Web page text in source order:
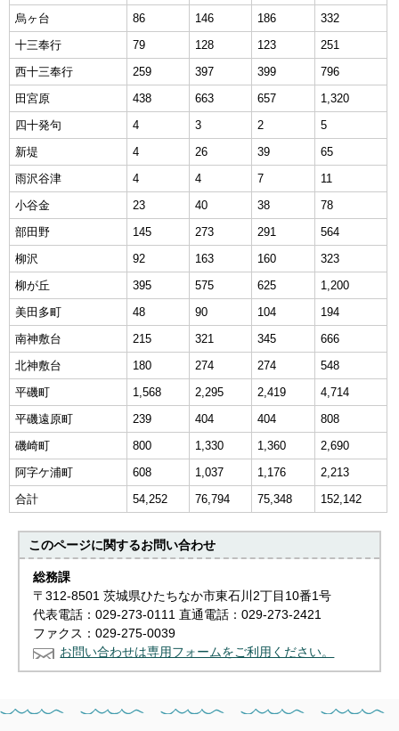
烏ヶ台
86 146 186
332
十三奉行
79 128 123
251
西十三奉行
259 397 399
796
田宮原
438 663 657
1,320
四十発句
4 3 2
5
新堤
4 26 39
65
雨沢谷津
4 4 7
11
小谷金
23 40 38
78
部田野
145 273 291
564
柳沢
92 163 160
323
柳が丘
395 575 625
1,200
美田多町
48 90 104
194
南神敷台
215 321 345
666
北神敷台
180 274 274
548
平磯町
1,568 2,295 2,419
4,714
平磯遠原町
239 404 404
808
磯崎町
800 1,330 1,360
2,690
阿字ケ浦町
608 1,037 1,176
2,213
合計
54,252 76,794 75,348 152,142
このページに関するお問い合わせ
総務課
〒312-8501 茨城県ひたちなか市東石川2丁目10番1号
代表電話：029-273-0111 直通電話：029-273-2421
ファクス：029-275-0039
お問い合わせは専用フォームをご利用ください。